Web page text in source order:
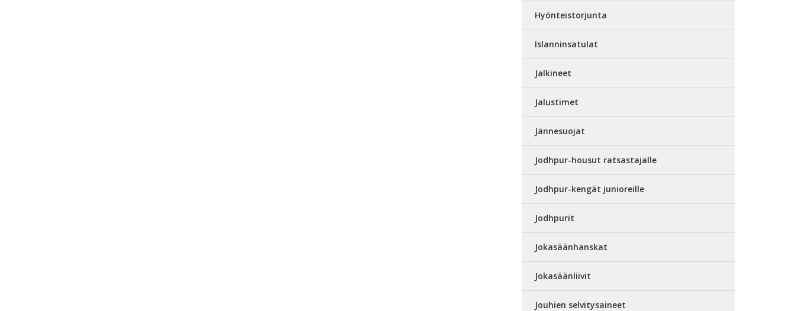
Hyönteistorjunta
Islanninsatulat
Jalkineet
Jalustimet
Jännesuojat
Jodhpur-housut ratsastajalle
Jodhpur-kengät junioreille
Jodhpurit
Jokasäänhanskat
Jokasäänliivit
Jouhien selvitysaineet